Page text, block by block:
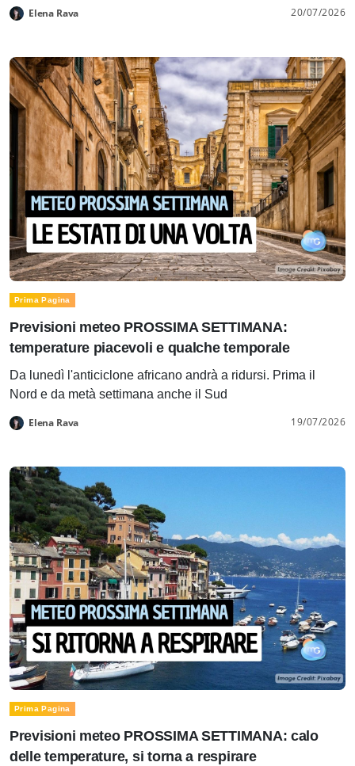
Elena Rava 20/07/2026
Prima Pagina
Previsioni meteo PROSSIMA SETTIMANA:
temperature piacevoli e qualche temporale
Da lunedì l'anticiclone africano andrà a ridursi. Prima il
Nord e da metà settimana anche il Sud
Elena Rava 19/07/2026
Prima Pagina
Previsioni meteo PROSSIMA SETTIMANA: calo
delle temperature, si torna a respirare